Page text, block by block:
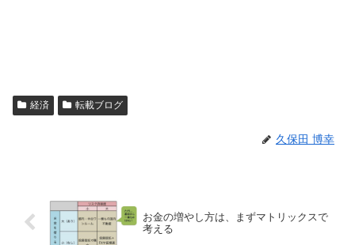
経済 転載ブログ
久保田 博幸
お金の増やし方は、まずマトリックスで
考える